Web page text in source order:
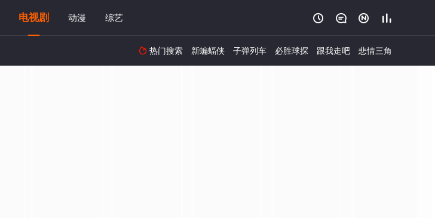
电视剧 动漫 综艺    
 热门搜索 新蝙蝠侠 子弹列车 必胜球探 跟我走吧 悲情三角